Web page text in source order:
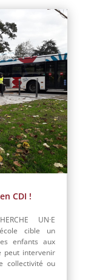
CDI !
UN·E
école cible un
enfants aux
peut intervenir
collectivité ou